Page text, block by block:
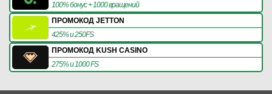
100% бонус + 1000 вращений
ПРОМОКОД JETTON
425% и 250FS
ПРОМОКОД KUSH CASINO
275% и 1000 FS